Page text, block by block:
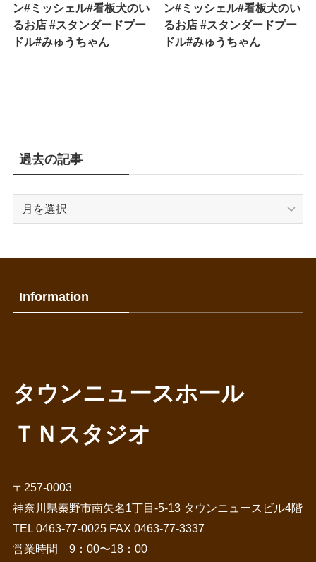
ン#ミッシェル#看板犬のい
るお店 #スタンダードプー
ドル#みゅうちゃん
ン#ミッシェル#看板犬のい
るお店 #スタンダードプー
ドル#みゅうちゃん
過去の記事
Information
タウンニュースホール
ＴＮスタジオ
〒257-0003
神奈川県秦野市南矢名1丁目-5-13 タウンニュースビル4階
TEL 0463-77-0025 FAX 0463-77-3337
営業時間 9：00〜18：00